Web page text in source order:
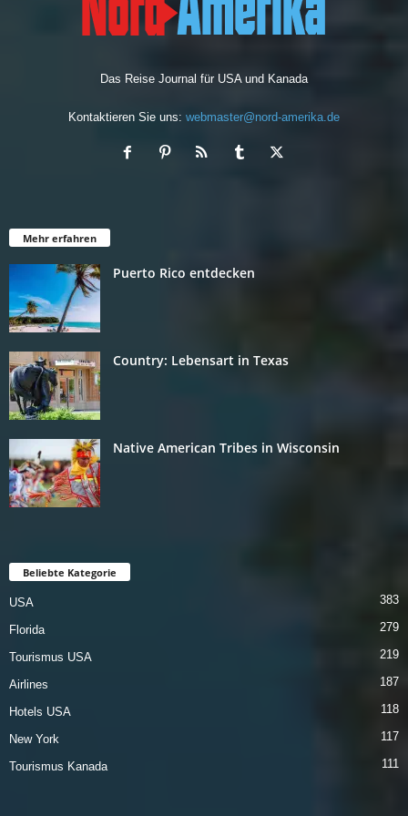
Das Reise Journal für USA und Kanada
Kontaktieren Sie uns: webmaster@nord-amerika.de
Mehr erfahren
Puerto Rico entdecken
Country: Lebensart in Texas
Native American Tribes in Wisconsin
Beliebte Kategorie
USA 383
Florida 279
Tourismus USA 219
Airlines 187
Hotels USA 118
New York 117
Tourismus Kanada 111